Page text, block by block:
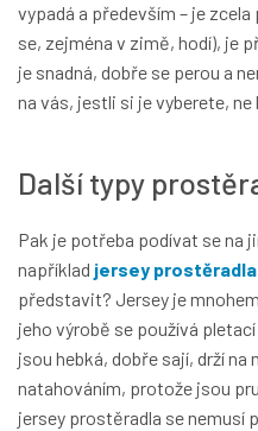
vypadá a především – je
se, zejména v zimě, hodí), je
je snadná, dobře se perou a
na vás, jestli si je vyberete,
Další typy
Pak je potřeba podívat se na
například jersey prostěradla
představit? Jersey je
jeho výrobě se používá
jsou hebká, dobře sají, drží
natahováním, protože jsou
jersey prostěradla se nemusí